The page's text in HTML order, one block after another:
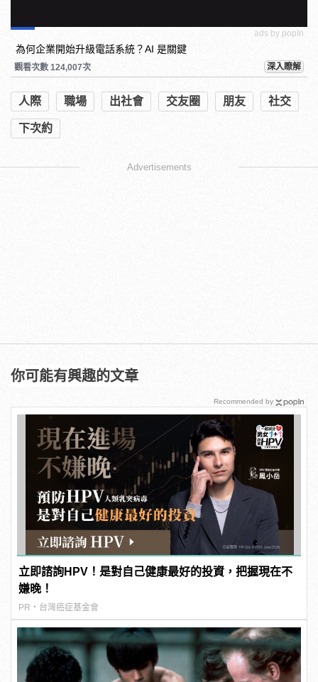
ads by popIn
為何企業開始升級電話系統？AI 是關鍵
觀看次數 124,007次 深入瞭解
人際 職場 出社會 交友圈 朋友 社交
下次約
Advertisements
你可能有興趣的文章
立即諮詢HPV！是對自己健康最好的投資，把握現在不
嫌晚！
PR・台灣癌症基金會
Recommended by